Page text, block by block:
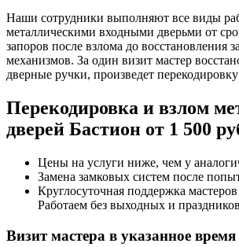
Наши сотрудники выполняют все виды
металлическими входными дверьми от
запоров после взлома до восстановления
механизмов. За один визит мастер
дверные ручки, произведет
Перекодировка и взлом
дверей Бастион от 1 500
Цены на услуги ниже, чем у
Замена замковых систем после
Круглосуточная поддержка
Работаем без выходных и
Визит мастера в указанное время